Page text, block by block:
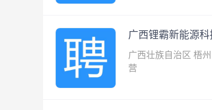
广西锂霸新能源科
广西壮族自治区 梧
营